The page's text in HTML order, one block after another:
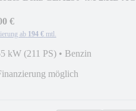
€
ab 194 € mtl.
kW (211 PS) • Benzin
möglich